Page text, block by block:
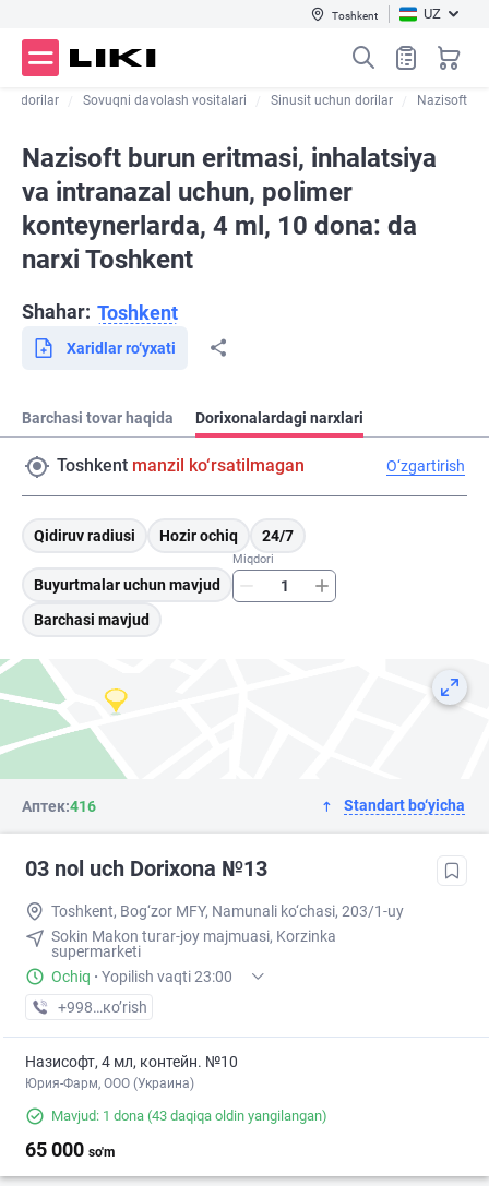
Toshkent UZ
dorilar Sovuqni davolash vositalari Sinusit uchun dorilar Nazisoft
Nazisoft burun eritmasi, inhalatsiya
va intranazal uchun, polimer
konteynerlarda, 4 ml, 10 dona: da
narxi Toshkent
Shahar: Toshkent
Xaridlar ro‘yxati
Barchasi tovar haqida Dorixonalardagi narxlari
Toshkent manzil ko‘rsatilmagan O‘zgartirish
Qidiruv radiusi Hozir ochiq 24/7
Buyurtmalar uchun mavjud
Miqdori
Barchasi mavjud
Аптек:416 Standart bo‘yicha
03 nol uch Dorixona №13
Toshkent, Bog‘zor MFY, Namunali ko‘chasi, 203/1-uy
Sokin Makon turar-joy majmuasi, Korzinka
supermarketi
Ochiq · Yopilish vaqti 23:00
+998 (77) XXX-XX-XX
кo’rish
Назисофт, 4 мл, контейн. №10
Юрия-Фарм, ООО (Украина)
Mavjud: 1 dona (43 daqiqa oldin yangilangan)
65 000 so'm